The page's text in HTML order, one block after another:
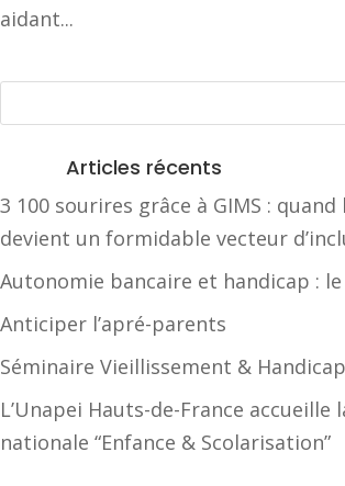
aidant...
Articles récents
3 100 sourires grâce à GIMS :
devient un formidable vecteur
Autonomie bancaire et handicap :
Anticiper l’apré-parents
Séminaire Vieillissement & Handicap
L’Unapei Hauts-de-France accueille
nationale “Enfance & Scolarisation”